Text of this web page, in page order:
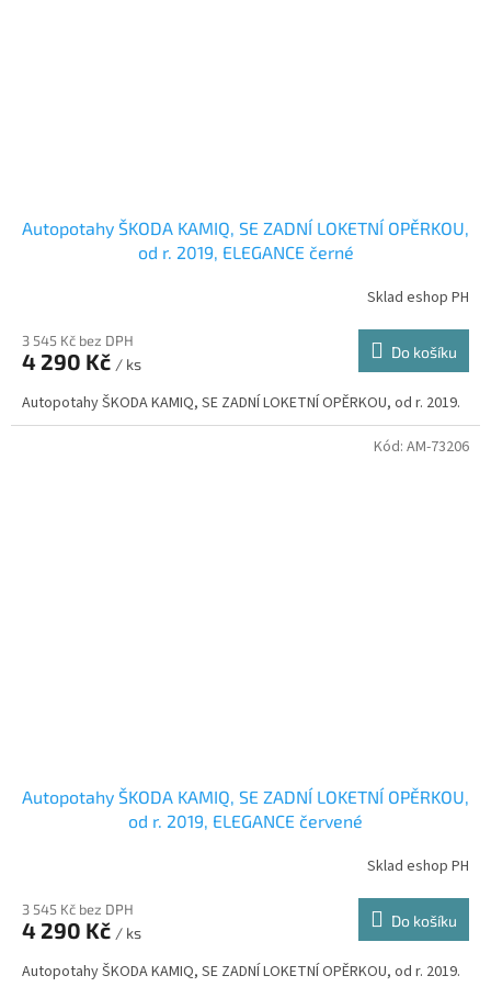
Autopotahy ŠKODA KAMIQ, SE ZADNÍ LOKETNÍ OPĚRKOU,
od r. 2019, ELEGANCE černé
Sklad eshop PH
3 545 Kč bez DPH
4 290 Kč / ks
Do košíku
Autopotahy ŠKODA KAMIQ, SE ZADNÍ LOKETNÍ OPĚRKOU, od r. 2019.
Autopotahy ŠKODA KAMIQ, SE ZADNÍ LOKETNÍ OPĚRKOU,
od r. 2019, ELEGANCE červené
Sklad eshop PH
3 545 Kč bez DPH
4 290 Kč / ks
Do košíku
Autopotahy ŠKODA KAMIQ, SE ZADNÍ LOKETNÍ OPĚRKOU, od r. 2019.
Kód: AM-73206